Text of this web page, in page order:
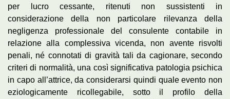
per lucro cessante, ritenuti non sussistenti in
considerazione della non particolare rilevanza della
negligenza professionale del consulente contabile in
relazione alla complessiva vicenda, non avente risvolti
penali, né connotati di gravità tali da cagionare, secondo
criteri di normalità, una così significativa patologia psichica
in capo all’attrice, da considerarsi quindi quale evento non
eziologicamente ricollegabile, sotto il profilo della